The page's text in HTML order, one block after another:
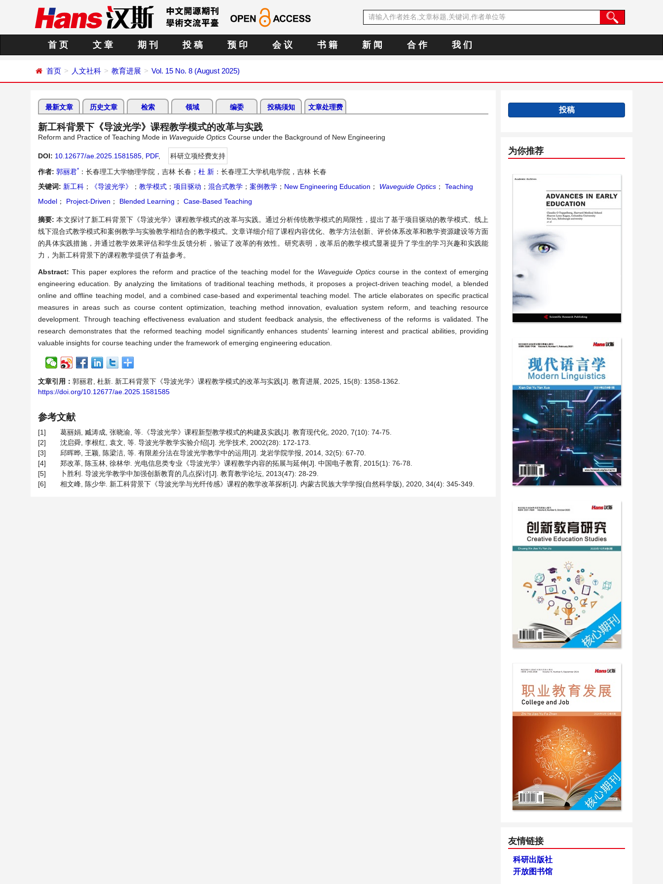
首 页 文 章 期 刊 投 稿 预 印 会 议 书 籍 新 闻 合 作 我 们
首页 人文社科 教育进展 Vol. 15 No. 8 (August 2025)
最新文章 历史文章 检索 领域 编委 投稿须知 文章处理费
新工科背景下《导波光学》课程教学模式的改革与实践
Reform and Practice of Teaching Mode in Waveguide Optics Course under the Background of New Engineering
DOI: 10.12677/ae.2025.1581585 PDF,
科研立项经费支持
作者: 郭丽君* ：长春理工大学物理学院，吉林 长春； 杜 新 ：长春理工大学机电学院，吉林 长春
关键词: 新工科 ； 《导波光学》 ； 教学模式 ； 项目驱动 ； 混合式教学 ； 案例教学 ； New Engineering Education ； Waveguide Optics ；
Teaching
Model ； Project-Driven ； Blended Learning ； Case-Based Teaching
摘要:本文探讨了新工科背景下《导波光学》课程教学模式的改革与实践。通过分析传统教学模式的局限性，提出了基于项目驱动的教学模式、线上
线下混合式教学模式和案例教学与实验教学相结合的教学模式。文章详细介绍了课程内容优化、教学方法创新、评价体系改革和教学资源建设等方面
的具体实践措施，并通过教学效果评估和学生反馈分析，验证了改革的有效性。研究表明，改革后的教学模式显著提升了学生的学习兴趣和实践能
力，为新工科背景下的课程教学提供了有益参考。
Abstract:This paper explores the reform and practice of the teaching model for the WaveguideOpticscourse in the context of emerging
engineering education. By analyzing the limitations of traditional teaching methods, it proposes a project-driven teaching model, a blended
online and offline teaching model, and a combined case-based and experimental teaching model. The article elaborates on specific practical
measures in areas such as course content optimization, teaching method innovation, evaluation system reform, and teaching resource
development. Through teaching effectiveness evaluation and student feedback analysis, the effectiveness of the reforms is validated. The
research demonstrates that the reformed teaching model significantly enhances students’ learning interest and practical abilities, providing
valuable insights for course teaching under the framework of emerging engineering education.
文章引用： 郭丽君, 杜新. 新工科背景下《导波光学》课程教学模式的改革与实践[J]. 教育进展, 2025, 15(8): 1358-1362.
https://doi.org/10.12677/ae.2025.1581585
参考文献
[1]
葛丽娟, 臧涛成, 张晓渝, 等.《导波光学》课程新型教学模式的构建及实践[J]. 教育现代化, 2020, 7(10): 74-75.
[2]
沈启舜, 李根红, 袁文, 等. 导波光学教学实验介绍[J]. 光学技术, 2002(28): 172-173.
[3]
邱晖晔, 王颖, 陈梁洁, 等. 有限差分法在导波光学教学中的运用[J]. 龙岩学院学报, 2014, 32(5): 67-70.
[4]
郑改革, 陈玉林, 徐林华. 光电信息类专业《导波光学》课程教学内容的拓展与延伸[J]. 中国电子教育, 2015(1): 76-78.
[5]
卜胜利. 导波光学教学中加强创新教育的几点探讨[J]. 教育教学论坛, 2013(47): 28-29.
[6]
相文峰, 陈少华. 新工科背景下《导波光学与光纤传感》课程的教学改革探析[J]. 内蒙古民族大学学报(自然科学版), 2020, 34(4): 345-349.
投稿
为你推荐
友情链接
科研出版社
开放图书馆